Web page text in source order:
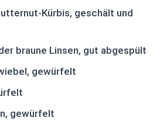
Kürbis, geschält und
braune Linsen, gut abgespült
gewürfelt
gewürfelt